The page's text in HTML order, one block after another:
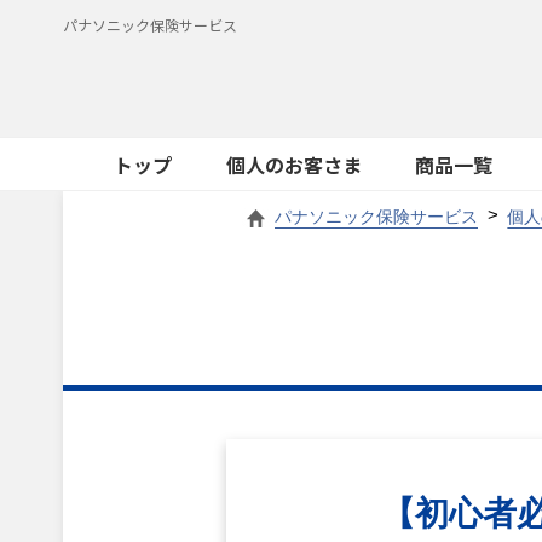
パナソニック保険サービス
トップ 個人のお客さま 商品一覧
パナソニック保険サービス 個
【初心